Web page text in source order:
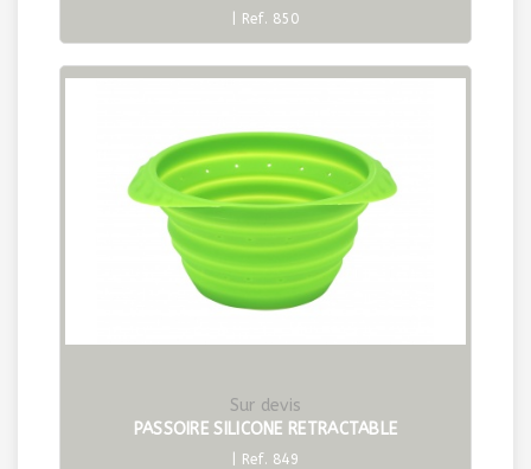
| Ref. 850
Sur devis
PASSOIRE SILICONE RETRACTABLE
| Ref. 849